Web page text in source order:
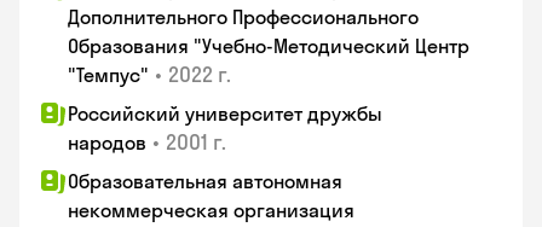
Дополнительного Профессионального
Образования "Учебно-Методический Центр
"Темпус" • 2022 г.
Российский университет дружбы
народов • 2001 г.
Образовательная автономная
некоммерческая организация